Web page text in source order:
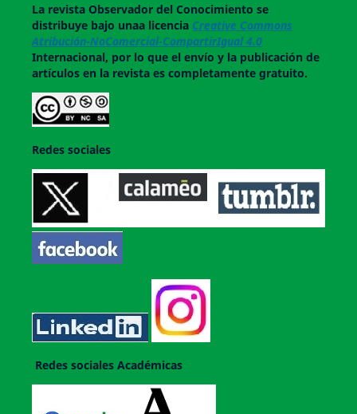
La revistaObservador del Conocimiento se
distribuye bajo unaa licencia Creative Commons
Atribución-NoComercial-CompartirIgual 4.0
Internacional, por lo que el envío y la publicación de
artículos en la revista es completamente gratuito.
Redes sociales
Redes sociales Académicas